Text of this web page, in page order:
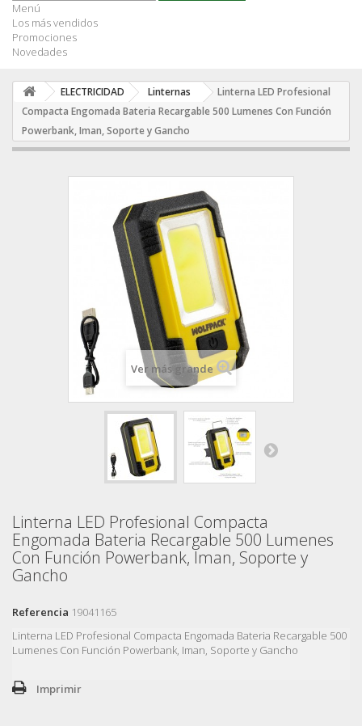
Menú
Los más vendidos
Promociones
Novedades
ELECTRICIDAD Linternas
Linterna LED Profesional
Compacta Engomada Bateria Recargable 500 Lumenes Con Función
Powerbank, Iman, Soporte y Gancho
Ver más grande
Linterna LED Profesional Compacta
Engomada Bateria Recargable 500 Lumenes
Con Función Powerbank, Iman, Soporte y
Gancho
Referencia 19041165
Linterna LED Profesional Compacta Engomada Bateria Recargable 500
Lumenes Con Función Powerbank, Iman, Soporte y Gancho
Imprimir